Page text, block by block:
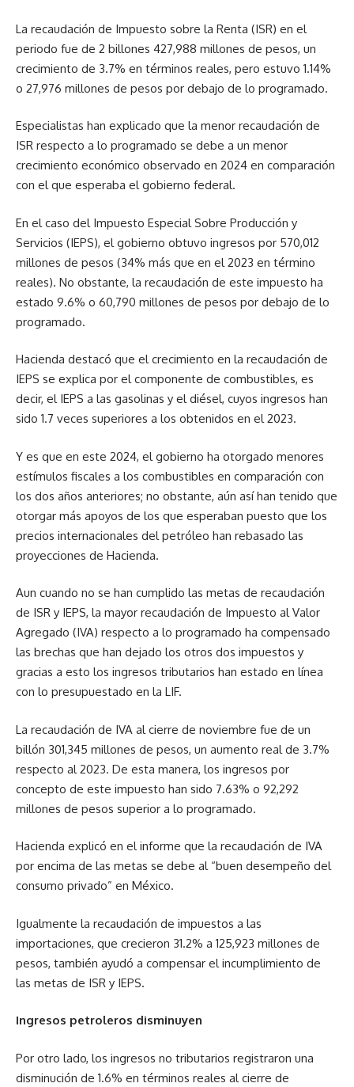
La recaudación de Impuesto sobre la Renta (ISR) en el
periodo fue de 2 billones 427,988 millones de pesos, un
crecimiento de 3.7% en términos reales, pero estuvo 1.14%
o 27,976 millones de pesos por debajo de lo programado.
Especialistas han explicado que la menor recaudación de
ISR respecto a lo programado se debe a un menor
crecimiento económico observado en 2024 en comparación
con el que esperaba el gobierno federal.
En el caso del Impuesto Especial Sobre Producción y
Servicios (IEPS), el gobierno obtuvo ingresos por 570,012
millones de pesos (34% más que en el 2023 en término
reales). No obstante, la recaudación de este impuesto ha
estado 9.6% o 60,790 millones de pesos por debajo de lo
programado.
Hacienda destacó que el crecimiento en la recaudación de
IEPS se explica por el componente de combustibles, es
decir, el IEPS a las gasolinas y el diésel, cuyos ingresos han
sido 1.7 veces superiores a los obtenidos en el 2023.
Y es que en este 2024, el gobierno ha otorgado menores
estímulos fiscales a los combustibles en comparación con
los dos años anteriores; no obstante, aún así han tenido que
otorgar más apoyos de los que esperaban puesto que los
precios internacionales del petróleo han rebasado las
proyecciones de Hacienda.
Aun cuando no se han cumplido las metas de recaudación
de ISR y IEPS, la mayor recaudación de Impuesto al Valor
Agregado (IVA) respecto a lo programado ha compensado
las brechas que han dejado los otros dos impuestos y
gracias a esto los ingresos tributarios han estado en línea
con lo presupuestado en la LIF.
La recaudación de IVA al cierre de noviembre fue de un
billón 301,345 millones de pesos, un aumento real de 3.7%
respecto al 2023. De esta manera, los ingresos por
concepto de este impuesto han sido 7.63% o 92,292
millones de pesos superior a lo programado.
Hacienda explicó en el informe que la recaudación de IVA
por encima de las metas se debe al “buen desempeño del
consumo privado” en México.
Igualmente la recaudación de impuestos a las
importaciones, que crecieron 31.2% a 125,923 millones de
pesos, también ayudó a compensar el incumplimiento de
las metas de ISR y IEPS.
Ingresos petroleros disminuyen
Por otro lado, los ingresos no tributarios registraron una
disminución de 1.6% en términos reales al cierre de